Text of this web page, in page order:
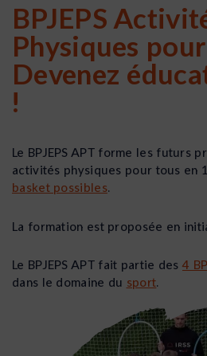
BPJEPS
Physiques
Devenez
!
Le BPJEPS APT forme les futurs
activités physiques pour tous en
basket possibles.
La formation est proposée en
Le BPJEPS APT fait partie des4
dans le domaine du sport.